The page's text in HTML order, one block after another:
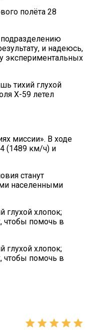
полёта 28
и надеюсь,
экспериментальных
тихий глухой
X-59 летел
миссии». В ходе
(1489 км/ч) и
станут
населенными
глухой хлопок;
чтобы помочь в
глухой хлопок;
чтобы помочь в